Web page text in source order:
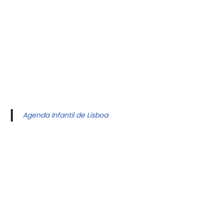
Agenda Infantil de Lisboa